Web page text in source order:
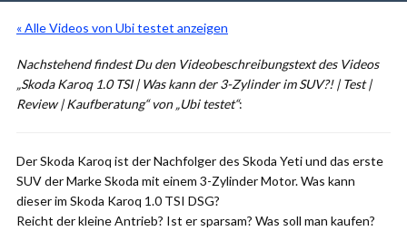
« Alle Videos von Ubi testet anzeigen
Nachstehend findest Du den Videobeschreibungstext des Videos
„Skoda Karoq 1.0 TSI | Was kann der 3-Zylinder im SUV?! | Test |
Review | Kaufberatung“ von „Ubi testet“:
Der Skoda Karoq ist der Nachfolger des Skoda Yeti und das erste
SUV der Marke Skoda mit einem 3-Zylinder Motor. Was kann
dieser im Skoda Karoq 1.0 TSI DSG?
Reicht der kleine Antrieb? Ist er sparsam? Was soll man kaufen?